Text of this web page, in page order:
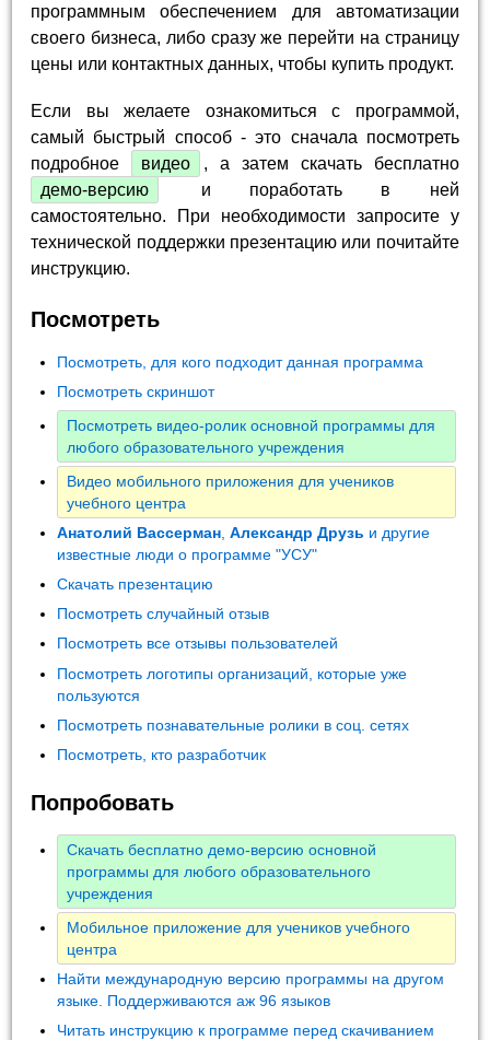
программным обеспечением для автоматизации
своего бизнеса, либо сразу же перейти на страницу
цены или контактных данных, чтобы купить продукт.
Если вы желаете ознакомиться с программой,
самый быстрый способ - это сначала посмотреть
подробное
видео
, а затем скачать бесплатно
демо-версию
и поработать в ней
самостоятельно. При необходимости запросите у
технической поддержки презентацию или почитайте
инструкцию.
Посмотреть
Посмотреть, для кого подходит данная программа
Посмотреть скриншот
Посмотреть видео-ролик основной программы для
любого образовательного учреждения
Видео мобильного приложения для учеников
учебного центра
Анатолий Вассерман ,Александр Друзь и другие
известные люди о программе "УСУ"
Скачать презентацию
Посмотреть случайный отзыв
Посмотреть все отзывы пользователей
Посмотреть логотипы организаций, которые уже
пользуются
Посмотреть познавательные ролики в соц. сетях
Посмотреть, кто разработчик
Попробовать
Скачать бесплатно демо-версию основной
программы для любого образовательного
учреждения
Мобильное приложение для учеников учебного
центра
Найти международную версию программы на другом
языке. Поддерживаются аж 96 языков
Читать инструкцию к программе перед скачиванием